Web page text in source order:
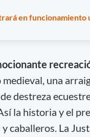
en funcionamiento
una
destreza
la historia y el
caballeros. La